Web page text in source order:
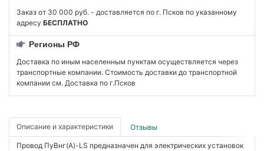
Заказ от 30 000 руб. - доставляется по г. Псков по указанному
адресу БЕСПЛАТНО
Регионы РФ
Доставка по иным населенным пунктам осуществляется через
транспортные компании. Стоимость доставки до транспортной
компании см. Доставка по г.Псков
Описание и характеристики Отзывы
Провод ПуВнг(А)-LS предназначен для электрических установок